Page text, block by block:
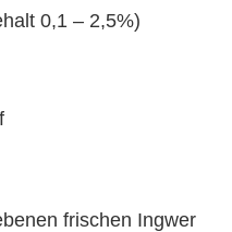
0,1 – 2,5%)
frischen Ingwer